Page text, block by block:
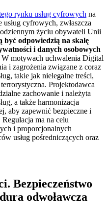
rynku usług cyfrowych na
cyfrowych, zwłaszcza
życiu obywateli Unii
być odpowiedzią na skalę
i danych osobowych
W motywach uchwalenia Digital
i zagrożenia związane z coraz
takie jak nielegalne treści,
Projektodawca
zachowanie i należyta
a także harmonizacja
aby zapewnić bezpieczne i
ma na celu
i proporcjonalnych
usług pośredniczących oraz
Bezpieczeństwo
odwoławcza